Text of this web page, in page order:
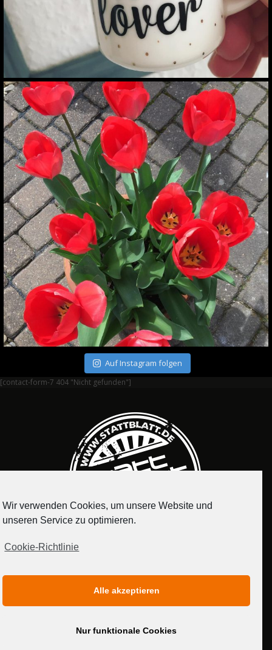
Auf Instagram folgen
[contact-form-7 404 "Nicht gefunden"]
MEDIADATEN
Wir verwenden Cookies, um unsere Website und
unseren Service zu optimieren.
Cookie-Richtlinie
Alle akzeptieren
Nur funktionale Cookies